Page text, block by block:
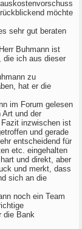
möchte
sehr gut beraten
Buhmann ist
die ich aus dieser
zu
hat er die
im Forum gelesen
und der
Fazit inzwischen ist
und gerade
entscheidend für
etc. eingehalten
und direkt, aber
und merkt, dass
sich an die
noch ein Team
die Bank